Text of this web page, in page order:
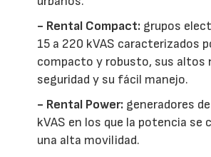
- Rental Compact: grupos
15 a 220 kVAS caracterizados
compacto y robusto, sus altos
seguridad y su fácil manejo.
- Rental Power: generadores
kVAS en los que la potencia se
una alta movilidad.